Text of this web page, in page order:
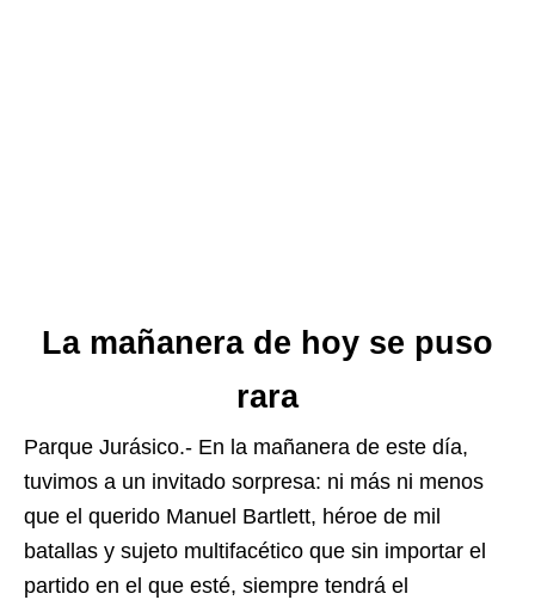
La mañanera de hoy se puso
rara
Parque Jurásico.- En la mañanera de este día,
tuvimos a un invitado sorpresa: ni más ni menos
que el querido Manuel Bartlett, héroe de mil
batallas y sujeto multifacético que sin importar el
partido en el que esté, siempre tendrá el